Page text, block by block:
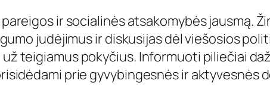
ir socialinės atsakomybės jausmą.
judėjimus ir diskusijas dėl viešosios
teigiamus pokyčius. Informuoti piliečiai
prie gyvybingesnės ir aktyvesnės